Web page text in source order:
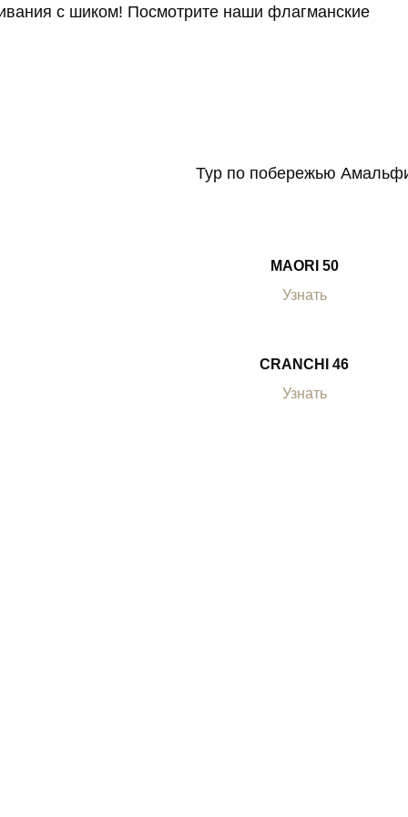
с шиком! Посмотрите наши флагманские
Тур по побережью
MAORI 50
Узнать
CRANCHI 46
Узнать